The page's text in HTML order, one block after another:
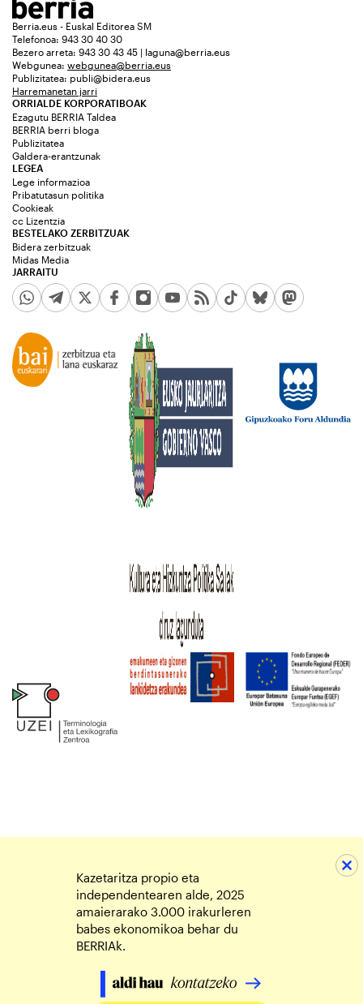
Berria.eus - Euskal Editorea SM
Telefonoa: 943 30 40 30
Bezero arreta: 943 30 43 45 | laguna@berria.eus
Webgunea: webgunea@berria.eus
Publizitatea: publi@bidera.eus
Harremanetan jarri
ORRIALDE KORPORATIBOAK
Ezagutu BERRIA Taldea
BERRIA berri bloga
Publizitatea
Galdera-erantzunak
JARRAITU
LEGEA
Lege informazioa
Pribatutasun politika
Cookieak
cc Lizentzia
BESTELAKO ZERBITZUAK
Bidera zerbitzuak
Midas Media
Kazetaritza propio eta
independentearen alde, 2025
amaierarako 3.000 irakurleren
babes ekonomikoa behar du
BERRIAk.